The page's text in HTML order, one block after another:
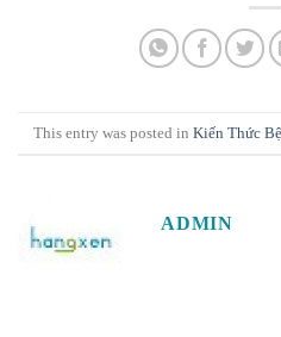
This entry was posted in Kiến Thức
ADMIN